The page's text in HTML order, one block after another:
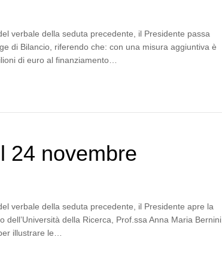
verbale della seduta precedente, il Presidente passa
di Bilancio, riferendo che: con una misura aggiuntiva è
di euro al finanziamento…
24 novembre
verbale della seduta precedente, il Presidente apre la
della Ricerca, Prof.ssa Anna Maria Bernini,
illustrare le…